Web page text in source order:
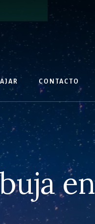
CONTACTO
en